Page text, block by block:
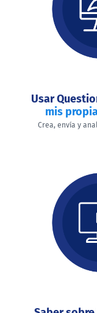
hacer
Usar
mis
Crea, envía y